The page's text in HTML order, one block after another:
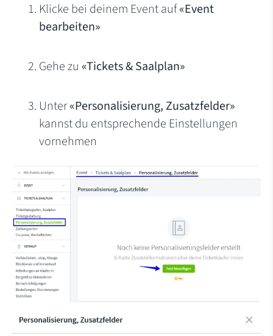
Klicke bei deinem Event auf«Event
bearbeiten»
Gehe zu «Tickets & Saalplan»
Unter«Personalisierung, Zusatzfelder»
kannst du entsprechende Einstellungen
vornehmen